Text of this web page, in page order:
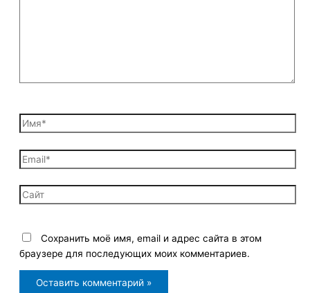
Имя*
Email*
Сайт
Сохранить моё имя, email и адрес сайта в этом
браузере для последующих моих комментариев.